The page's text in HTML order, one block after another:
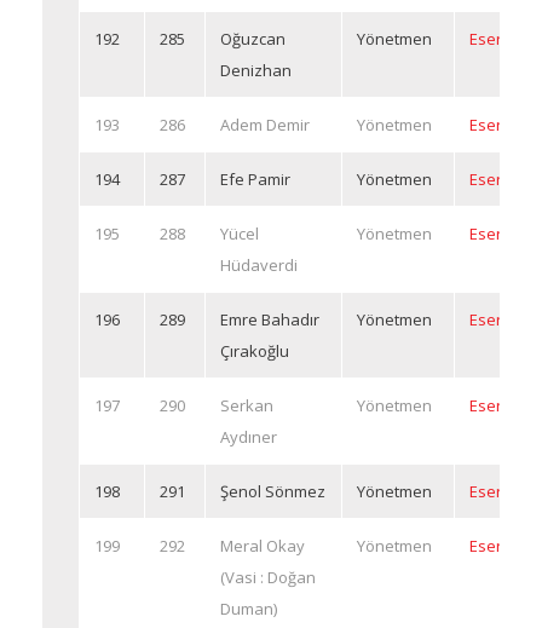
192 285
Oğuzcan
Denizhan
Yönetmen Eserleri
193 286 Adem Demir Yönetmen Eserleri
194 287 Efe Pamir Yönetmen Eserleri
195 288
Yücel
Hüdaverdi
Yönetmen Eserleri
196 289
Emre Bahadır
Çırakoğlu
Yönetmen Eserleri
197 290
Serkan
Aydıner
Yönetmen Eserleri
198 291 Şenol Sönmez Yönetmen Eserleri
199 292
Meral Okay
(Vasi : Doğan
Duman)
Yönetmen Eserleri